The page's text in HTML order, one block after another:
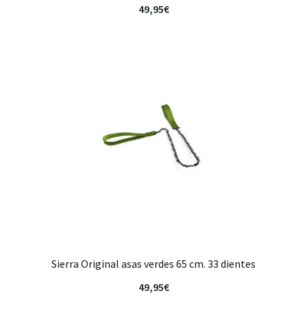
49,95€
Sierra Original asas verdes 65 cm. 33 dientes
49,95€